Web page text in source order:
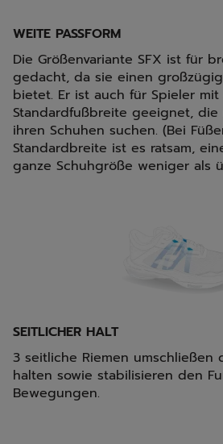
WEITE PASSFORM
Die Größenvariante SFX ist für
gedacht, da sie einen
bietet. Er ist auch für Spieler
Standardfußbreite geeignet, die
ihren Schuhen suchen. (Bei
Standardbreite ist es ratsam,
ganze Schuhgröße weniger als
SEITLICHER HALT
3 seitliche Riemen umschließen
halten sowie stabilisieren den
Bewegungen.